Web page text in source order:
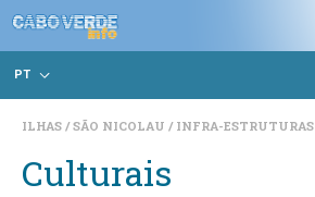
PT
ILHAS SÃO NICOLAU INFRA-ESTRUTURAS
Culturais